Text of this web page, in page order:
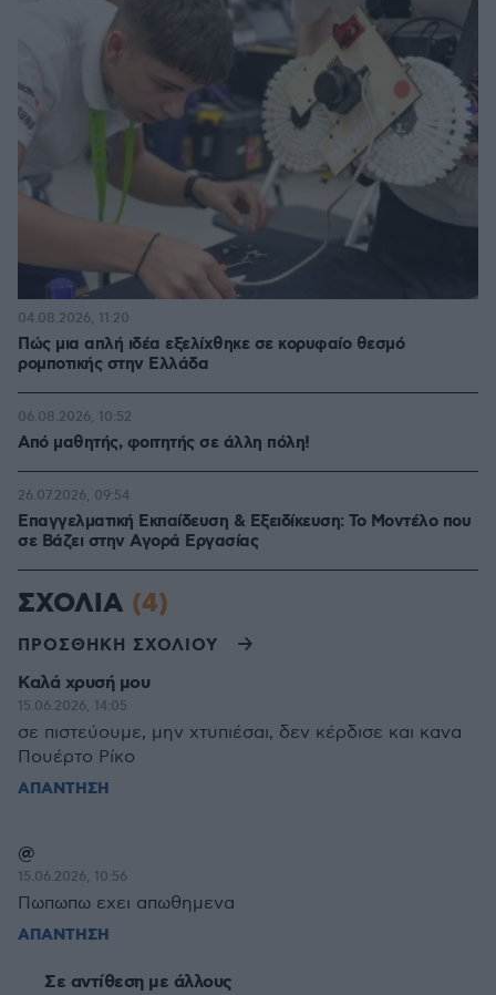
Πώς μια απλή ιδέα εξελίχθηκε σε κορυφαίο θεσμό
ρομποτικής στην Ελλάδα
04.08.2026, 11:20
Από μαθητής, φοιτητής σε άλλη πόλη!
06.08.2026, 10:52
Επαγγελματική Εκπαίδευση & Εξειδίκευση: Το Mοντέλο που
σε Bάζει στην Aγορά Eργασίας
26.07.2026, 09:54
ΣΧΟΛΙΑ (4)
ΠΡΟΣΘΗΚΗ ΣΧΟΛΙΟΥ
Καλά χρυσή μου
15.06.2026, 14:05
σε πιστεύουμε, μην χτυπιέσαι, δεν κέρδισε και κανα
Πουέρτο Ρίκο
ΑΠΑΝΤΗΣΗ
@
15.06.2026, 10:56
Πωπωπω εχει απωθημενα
ΑΠΑΝΤΗΣΗ
Σε αντίθεση με άλλους